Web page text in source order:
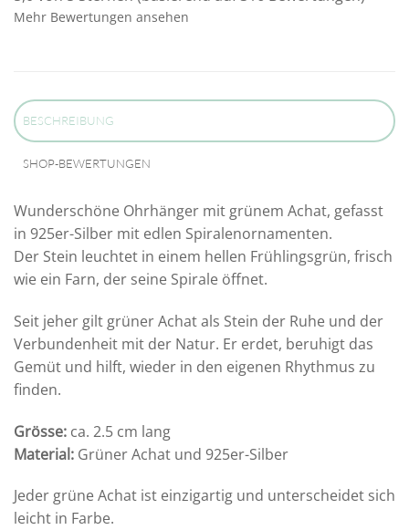
Mehr Bewertungen ansehen
BESCHREIBUNG
SHOP-BEWERTUNGEN
Wunderschöne Ohrhänger mit grünem Achat, gefasst
in 925er-Silber mit edlen Spiralenornamenten.
Der Stein leuchtet in einem hellen Frühlingsgrün, frisch
wie ein Farn, der seine Spirale öffnet.
Seit jeher gilt grüner Achat als Stein der Ruhe und der
Verbundenheit mit der Natur. Er erdet, beruhigt das
Gemüt und hilft, wieder in den eigenen Rhythmus zu
finden.
Grösse: ca. 2.5 cm lang
Material: Grüner Achat und 925er-Silber
Jeder grüne Achat ist einzigartig und unterscheidet sich
leicht in Farbe.